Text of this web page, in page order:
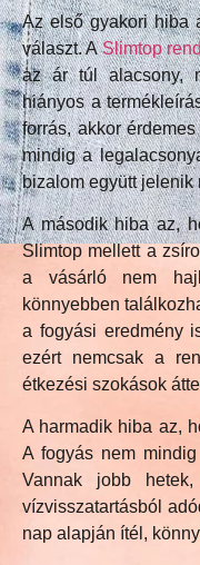
Az első gyakori hiba
választ. ASlimtop
az ár túl alacsony,
hiányos a
forrás, akkor
mindig a
bizalom együtt jelenik
A második hiba az,
Slimtop mellett a
a vásárló nem
könnyebben
a fogyási eredmény
ezért nemcsak a
étkezési szokások
A harmadik hiba az,
A fogyás nem
Vannak jobb
vízvisszatartásból
nap alapján ítél,